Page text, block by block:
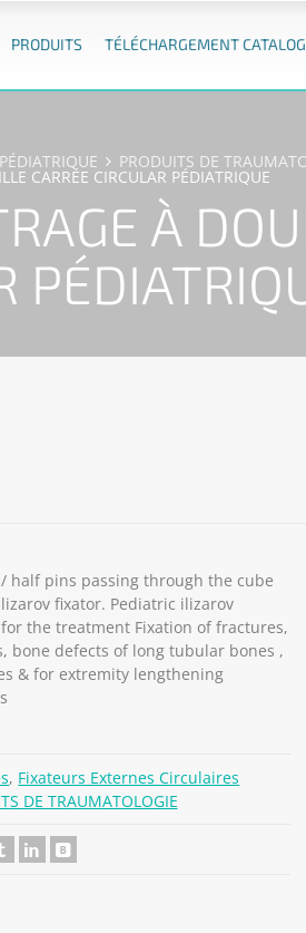
PRODUITS TÉLÉCHARGEMENT
PRODUITS DE
CARRÉE CIRCULAR PÉDIATRIQUE
À
half pins passing through the cube
fixator. Pediatric ilizarov
the treatment Fixation of fractures,
bone defects of long tubular bones ,
& for extremity lengthening
, Fixateurs Externes Circulaires
DE TRAUMATOLOGIE